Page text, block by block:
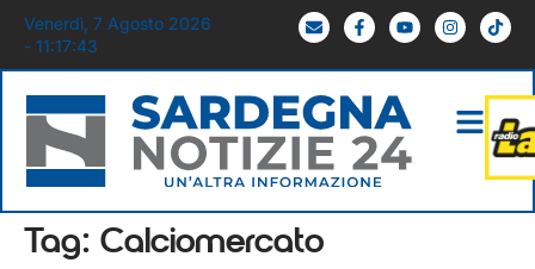
Venerdì, 7 Agosto 2026
- 11:17:43
Tag: Calciomercato